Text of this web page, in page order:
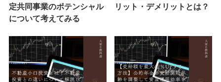
定共同事業のポテンシャル
について考えてみる
リット・デメリットとは？